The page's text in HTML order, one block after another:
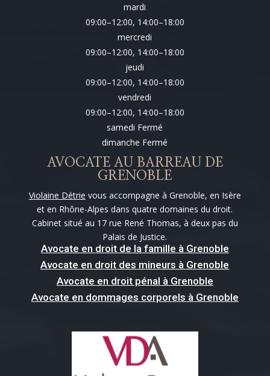
mardi
09:00–12:00, 14:00–18:00
mercredi
09:00–12:00, 14:00–18:00
jeudi
09:00–12:00, 14:00–18:00
vendredi
09:00–12:00, 14:00–18:00
samedi Fermé
dimanche Fermé
AVOCATE AU BARREAU DE
GRENOBLE
Violaine Détrie vous accompagne à Grenoble, en Isère
et en Rhône-Alpes dans quatre domaines du droit.
Cabinet situé au 17 rue René Thomas, à deux pas du
Palais de Justice.
Avocate en droit de la famille à Grenoble
Avocate en droit des mineurs à Grenoble
Avocate en droit pénal à Grenoble
Avocate en dommages corporels à Grenoble